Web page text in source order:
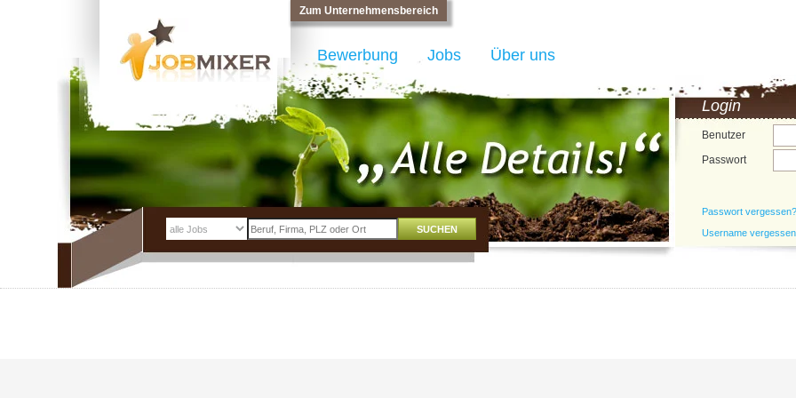
Zum Unternehmensbereich
Login
Benutzer
Passwort
Passwort vergessen?
Username
Bewerbung Jobs Über uns